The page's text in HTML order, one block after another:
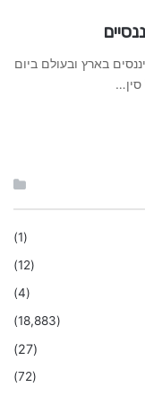
בארץ ובעולם ביום
(1)
(12)
(4)
(18,883)
(27)
(72)